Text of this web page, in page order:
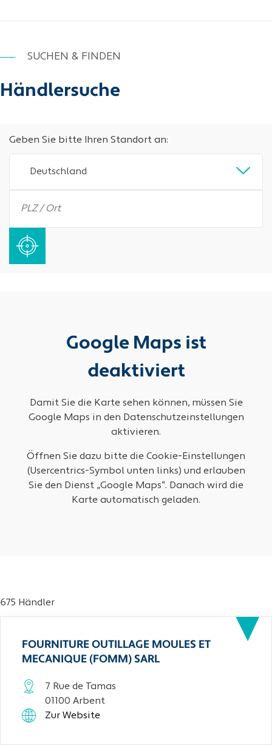
SUCHEN & FINDEN
Händlersuche
Geben Sie bitte Ihren Standort an:
Deutschland
Google Maps ist
deaktiviert
Damit Sie die Karte sehen können, müssen Sie
Google Maps in den Datenschutzeinstellungen
aktivieren.
Öffnen Sie dazu bitte die Cookie-Einstellungen
(Usercentrics-Symbol unten links) und erlauben
Sie den Dienst „Google Maps“. Danach wird die
Karte automatisch geladen.
675 Händler
FOURNITURE OUTILLAGE MOULES ET
MECANIQUE (FOMM) SARL
7 Rue de Tamas
01100 Arbent
Zur Website